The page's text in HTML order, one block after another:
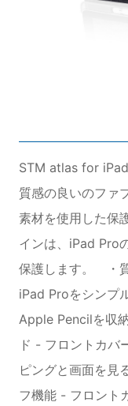
STM atlas for
質感の良いのファ
素材を使用した保
インは、iPad Pro
保護します。 ・
iPad Proをシンプ
Apple Pencilを収
ド - フロントカバ
ピングと画面を
フ機能 - フロント